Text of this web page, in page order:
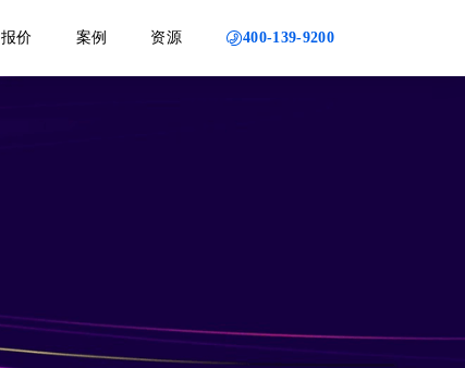
报价 案例 资源 400-139-9200